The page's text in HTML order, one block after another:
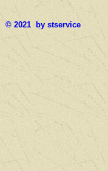
© 2021 by stservice